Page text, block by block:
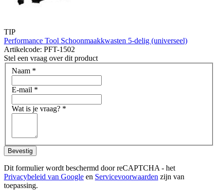
TIP
Performance Tool Schoonmaakkwasten 5-delig (universeel)
Artikelcode: PFT-1502
Stel een vraag over dit product
Naam *
E-mail *
Wat is je vraag? *
Bevestig
Dit formulier wordt beschermd door reCAPTCHA - het
Privacybeleid van Google en Servicevoorwaarden zijn van
toepassing.